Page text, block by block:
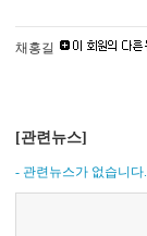
채홍길
[관련뉴스]
- 관련뉴스가 없습니다.